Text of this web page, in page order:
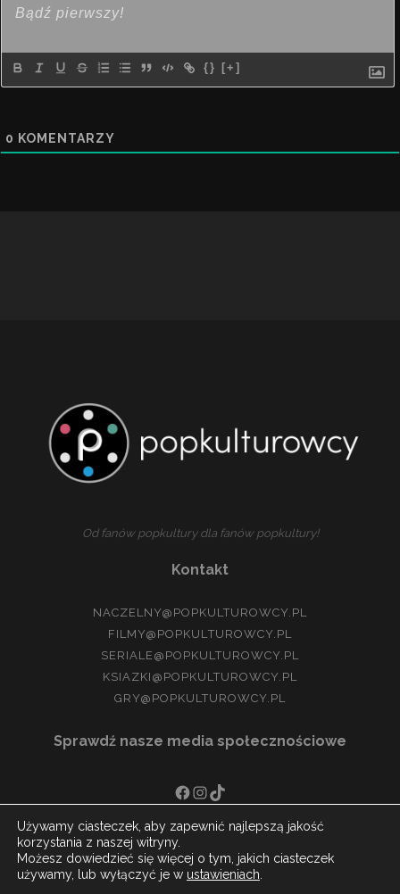
{} [+]
0 KOMENTARZY
Od fanów popkultury dla fanów popkultury!
Kontakt
NACZELNY@POPKULTUROWCY.PL
FILMY@POPKULTUROWCY.PL
SERIALE@POPKULTUROWCY.PL
KSIAZKI@POPKULTUROWCY.PL
GRY@POPKULTUROWCY.PL
Sprawdź nasze media społecznościowe
FACEBOOK INSTAGRAMTIKTOK
Używamy ciasteczek, aby zapewnić najlepszą jakość
korzystania z naszej witryny.
Możesz dowiedzieć się więcej o tym, jakich ciasteczek
używamy, lub wyłączyć je w ustawieniach